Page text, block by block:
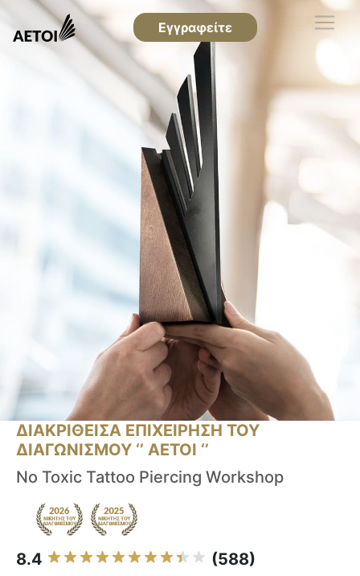
Εγγραφείτε
ΔΙΑΚΡΙΘΕΙΣΑ ΕΠΙΧΕΙΡΗΣΗ ΤΟΥ
ΔΙΑΓΩΝΙΣΜΟΥ ‘’ ΑΕΤΟΙ ‘’
No Toxic Tattoo Piercing Workshop
8.4 (588)